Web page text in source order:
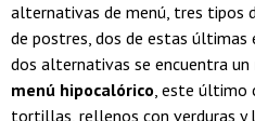
alternativas de menú, tres tipos
de postres, dos de estas
dos alternativas se encuentra un
menú hipocalórico, este último
tortillas, rellenos con verduras y